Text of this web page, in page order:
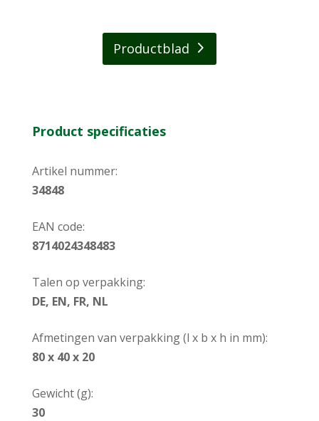
Productblad
Product specificaties
Artikel nummer:
34848
EAN code:
8714024348483
Talen op verpakking:
DE, EN, FR, NL
Afmetingen van verpakking (l x b x h in mm):
80 x 40 x 20
Gewicht (g):
30